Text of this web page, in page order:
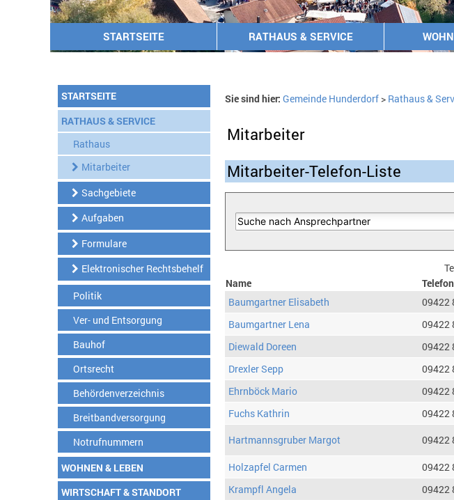
STARTSEITE RATHAUS & SERVICE
STARTSEITE
RATHAUS & SERVICE
Rathaus
Mitarbeiter
Sachgebiete
Aufgaben
Formulare
Elektronischer Rechtsbehelf
Politik
Ver- und Entsorgung
Bauhof
Ortsrecht
Behördenverzeichnis
Breitbandversorgung
Notrufnummern
WOHNEN & LEBEN
WIRTSCHAFT & STANDORT
Sie sind hier: Gemeinde Hunderdorf> Rathaus &
Mitarbeiter
Mitarbeiter-Telefon-Liste
Name
Telefon
Baumgartner Elisabeth
09422
Baumgartner Lena
09422
Diewald Doreen
09422
Drexler Sepp
09422
Ehrnböck Mario
09422
Fuchs Kathrin
09422
Hartmannsgruber Margot
09422
Holzapfel Carmen
09422
Krampfl Angela
09422